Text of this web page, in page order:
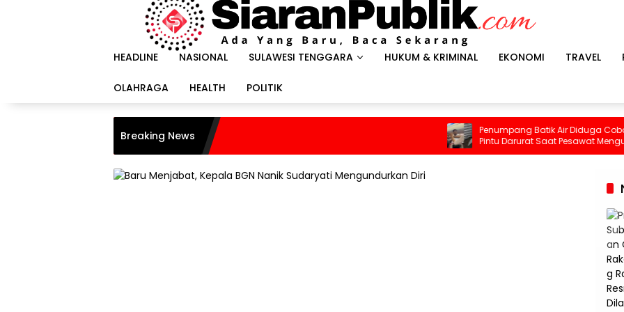
HEADLINE NASIONAL SULAWESI TENGGARA HUKUM & KRIMINAL EKONOMI TRAVEL
OLAHRAGA HEALTH POLITIK
Breaking News
Penumpang Batik Air Diduga Coba Buka
Pintu Darurat Saat Pesawat Mengudara,
Kepanikan Pecah di Dalam Kabin